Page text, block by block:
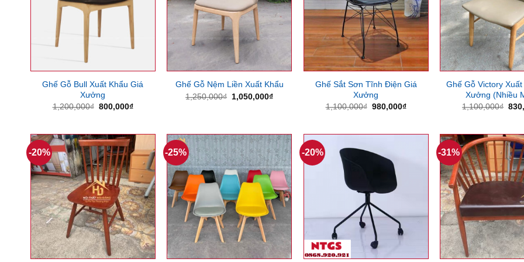
Ghế Gỗ Bull Xuất Khẩu Giá
Xưởng
1,200,000₫ Giá
800,000₫Giá
800,000₫.
Ghế Gỗ Nệm Liền Xuất Khẩu
1,250,000₫ Giá
1,050,000₫Giá
Ghế Sắt Sơn Tĩnh Điện Giá
Xưởng
1,100,000₫ Giá
980,000₫Giá
980,000₫.
Ghế Gỗ Victory
Xưởng (Nhiều
1,100,000₫ Giá
-20% -25% -20% -31%